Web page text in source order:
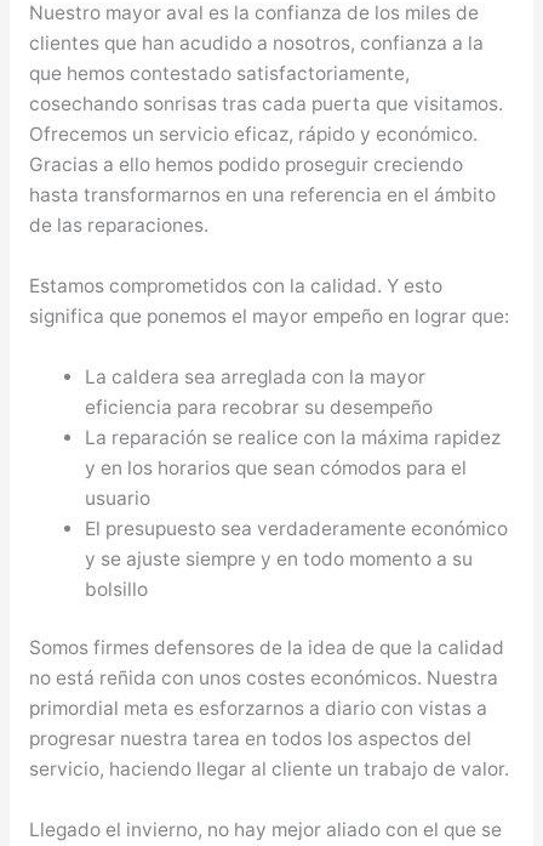
Nuestro mayor aval es la confianza de los miles de
clientes que han acudido a nosotros, confianza a la
que hemos contestado satisfactoriamente,
cosechando sonrisas tras cada puerta que visitamos.
Ofrecemos un servicio eficaz, rápido y económico.
Gracias a ello hemos podido proseguir creciendo
hasta transformarnos en una referencia en el ámbito
de las reparaciones.
Estamos comprometidos con la calidad. Y esto
significa que ponemos el mayor empeño en lograr que:
La caldera sea arreglada con la mayor
eficiencia para recobrar su desempeño
La reparación se realice con la máxima rapidez
y en los horarios que sean cómodos para el
usuario
El presupuesto sea verdaderamente económico
y se ajuste siempre y en todo momento a su
bolsillo
Somos firmes defensores de la idea de que la calidad
no está reñida con unos costes económicos. Nuestra
primordial meta es esforzarnos a diario con vistas a
progresar nuestra tarea en todos los aspectos del
servicio, haciendo llegar al cliente un trabajo de valor.
Llegado el invierno, no hay mejor aliado con el que se